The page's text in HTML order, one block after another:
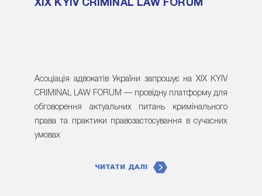
XIX KYIV CRIMINAL LAW FORUM
Асоціація адвокатів України запрошує на XIX KYIV
CRIMINAL LAW FORUM — провідну платформу для
обговорення актуальних питань кримінального
права та практики правозастосування в сучасних
умовах
ЧИТАТИ ДАЛІ